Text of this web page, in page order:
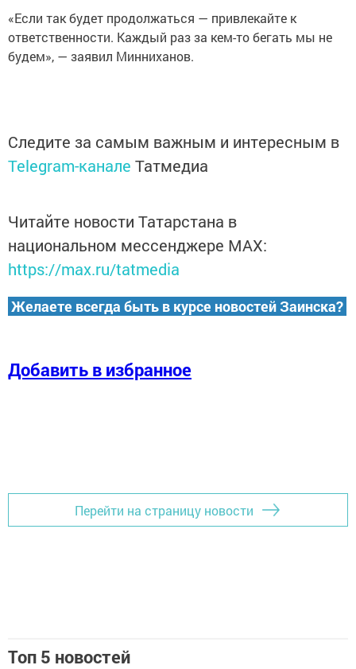
«Если так будет продолжаться — привлекайте к
ответственности. Каждый раз за кем-то бегать мы не
будем», — заявил Минниханов.
Следите за самым важным и интересным в
Telegram-канале Татмедиа
Читайте новости Татарстана в
национальном мессенджере MАХ:
https://max.ru/tatmedia
Желаете всегда быть в курсе новостей Заинска?
Добавить в избранное
Перейти на страницу новости
Топ 5 новостей